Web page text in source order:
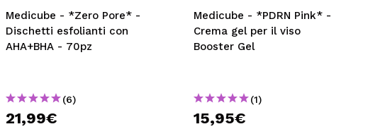
Medicube - *Zero Pore* -
Dischetti esfolianti con
AHA+BHA - 70pz
(6)
21,99€
Medicube - *PDRN Pink* -
Crema gel per il viso
Booster Gel
(1)
15,95€